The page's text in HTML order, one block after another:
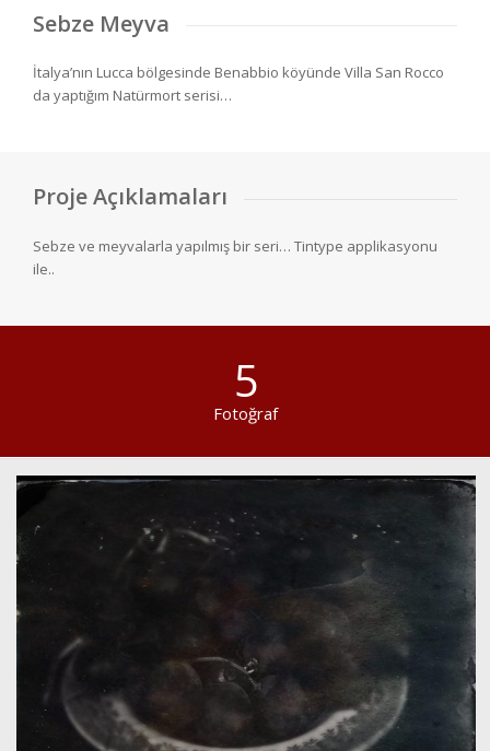
Sebze Meyva
İtalya’nın Lucca bölgesinde Benabbio köyünde Villa San Rocco
da yaptığım Natürmort serisi…
Proje Açıklamaları
Sebze ve meyvalarla yapılmış bir seri… Tintype applikasyonu
ile..
5
Fotoğraf